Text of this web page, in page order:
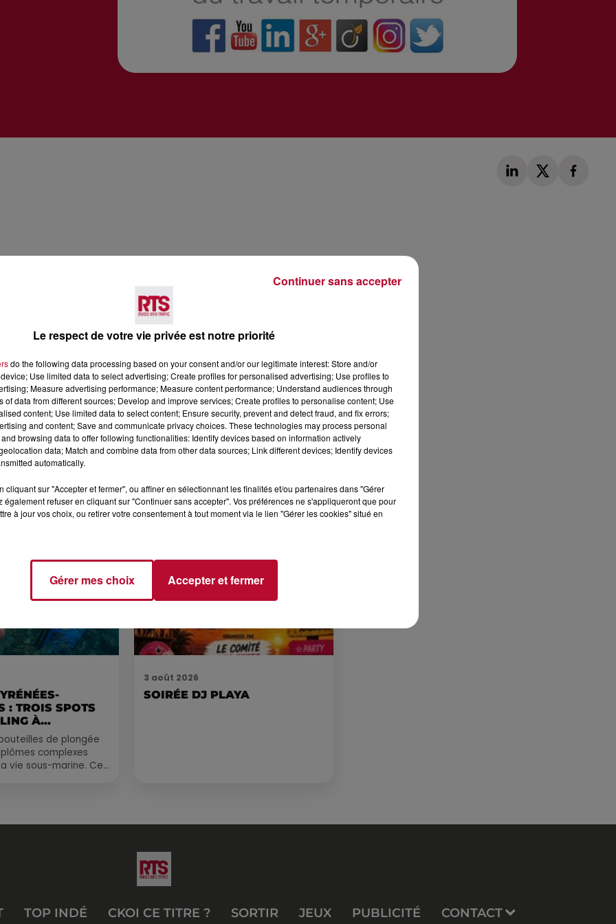
Voir plus
À LA MJC DE
6 août 2026
NÎMES : « LE RÊVE DU
GLADIATEUR » INVESTIT LES
Après un franc succès l'été dernier, le
spectacle « Le Rêve du gladiateur »
revient illuminer l'amphithéâtre
: TROIS SPOTS
À
de plongée
complexes
vie sous-marine. Cet
3 août 2026
SOIRÉE DJ PLAYA
TOP INDÉ CKOI CE TITRE ? SORTIR JEUX PUBLICITÉ CONTACT
Le respect de votre vie privée est notre priorité
do the following data processing based on your consent and/or our legitimate interest: Store and/or
Use limited data to select advertising; Create profiles for personalised advertising; Use profiles to
Measure advertising performance; Measure content performance; Understand audiences through
of data from different sources; Develop and improve services; Create profiles to personalise content; Use
content; Use limited data to select content; Ensure security, prevent and detect fraud, and fix errors;
and content; Save and communicate privacy choices. These technologies may process personal
browsing data to offer following functionalities: Identify devices based on information actively
data; Match and combine data from other data sources; Link different devices; Identify devices
automatically.
cliquant sur "Accepter et fermer", ou affiner en sélectionnant les finalités et/ou partenaires dans "Gérer
également refuser en cliquant sur "Continuer sans accepter". Vos préférences ne s'appliqueront que pour
à jour vos choix, ou retirer votre consentement à tout moment via le lien "Gérer les cookies" situé en
Gérer mes choix Accepter et fermer
Continuer sans accepter